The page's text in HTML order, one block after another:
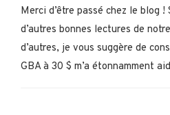
Merci d’être passé chez le blog
d’autres bonnes lectures de
d’autres, je vous suggère de
GBA à 30 $ m’a étonnamment